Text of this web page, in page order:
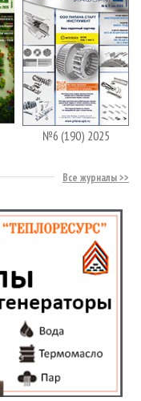
№6 (190) 2025
Все журналы